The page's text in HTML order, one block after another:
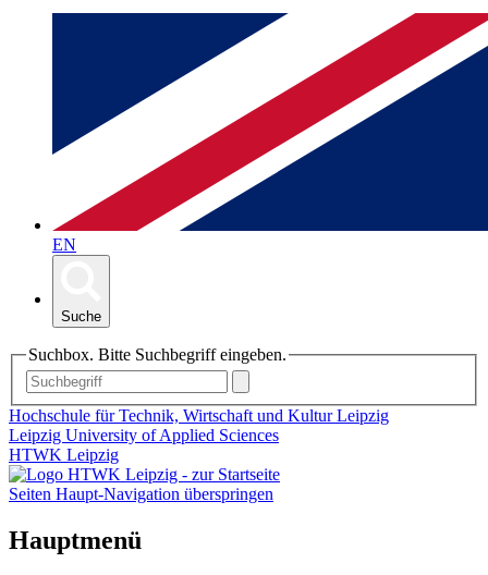
EN
Suche
Suchbox. Bitte Suchbegriff eingeben.
Hochschule für Technik, Wirtschaft und Kultur Leipzig
Leipzig University of Applied Sciences
HTWK Leipzig
Seiten Haupt-Navigation überspringen
Hauptmenü